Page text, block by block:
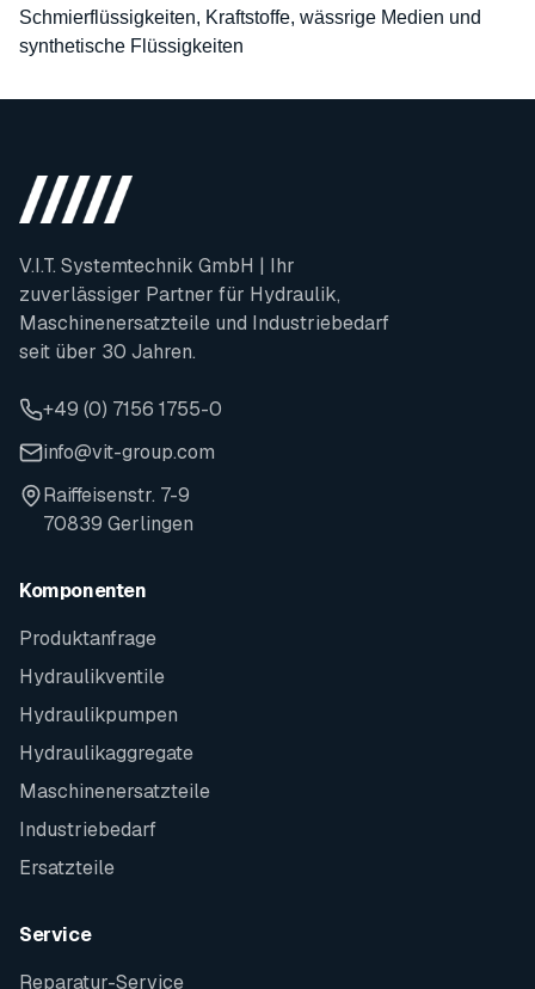
Schmierflüssigkeiten, Kraftstoffe, wässrige Medien und
synthetische Flüssigkeiten
V.I.T. Systemtechnik GmbH | Ihr
zuverlässiger Partner für Hydraulik,
Maschinenersatzteile und Industriebedarf
seit über 30 Jahren.
+49 (0) 7156 1755-0
info@vit-group.com
Raiffeisenstr. 7-9
70839 Gerlingen
Komponenten
Produktanfrage
Hydraulikventile
Hydraulikpumpen
Hydraulikaggregate
Maschinenersatzteile
Industriebedarf
Ersatzteile
Service
Reparatur-Service